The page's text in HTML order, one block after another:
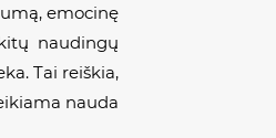
emocinę
naudingų
Tai reiškia,
nauda